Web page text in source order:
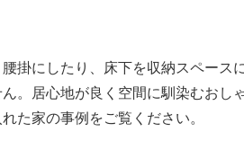
掛にしたり、床下を収納スペー
。居心地が良く空間に馴染むお
た家の事例をご覧ください。